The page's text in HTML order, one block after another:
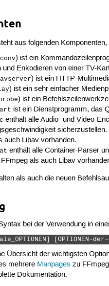
aus folgenden
) ist ein
und Enkodieren von einer TV-
avserver) ist ein HTTP-
) ist ein sehr einfacher
) ist ein
ist ein Dienstprogramm, das
enthält alle Audio- und Video-
auch Libav vorhanden.
enthält alle Container-Parser
als auch Libav
als auch die neuen
bei der Verwendung in
[OPTIONEN-
Übersicht der wichtigsten
mehrere Manpages zu
Dokumentation.